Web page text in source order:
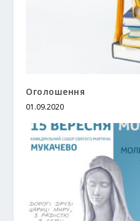
Оголошення
01.09.2020